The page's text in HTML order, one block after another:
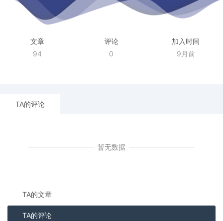
文章
94
评论
0
加入时间
9月前
TA的评论
暂无数据
TA的文章
TA的评论